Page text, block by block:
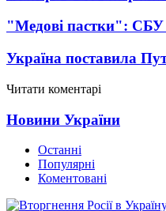
"Медові пастки": СБУ
Україна поставила
Читати коментарі
Новини України
Останні
Популярні
Коментовані